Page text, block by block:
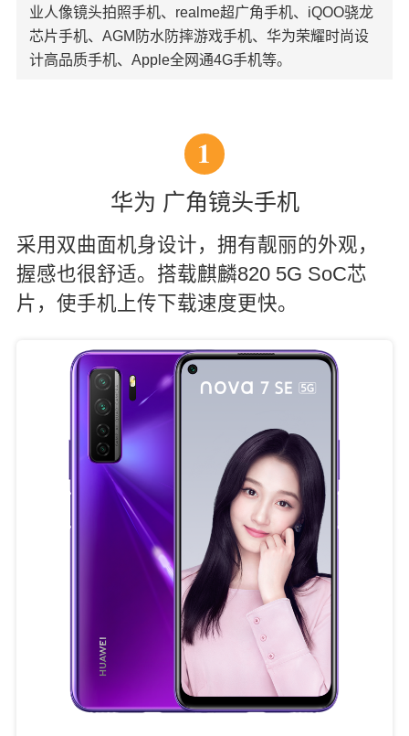
业人像镜头拍照手机、realme超广角手机、iQOO骁龙
芯片手机、AGM防水防摔游戏手机、华为荣耀时尚设
计高品质手机、Apple全网通4G手机等。
1
华为 广角镜头手机
采用双曲面机身设计，拥有靓丽的外观，
握感也很舒适。搭载麒麟820 5G SoC芯
片，使手机上传下载速度更快。